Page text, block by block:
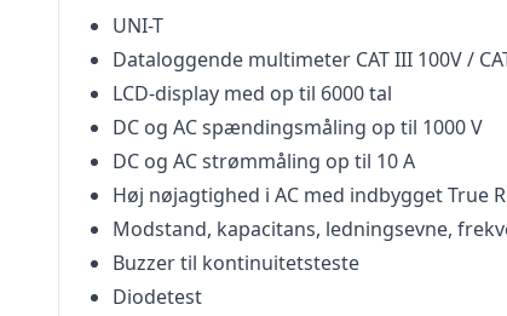
UNI-T
Dataloggende multimeter CAT III 100V /
LCD-display med op til 6000 tal
DC og AC spændingsmåling op til 1000 V
DC og AC strømmåling op til 10 A
Høj nøjagtighed i AC med indbygget True
Modstand, kapacitans, ledningsevne,
Buzzer til kontinuitetsteste
Diodetest